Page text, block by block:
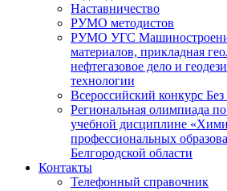
Наставничество
РУМО методистов
РУМО УГС
материалов, прикладная
нефтегазовое дело и
технологии
Всероссийский конкурс Без
Региональная олимпиада
учебной дисциплине
профессиональных
Белгородской области
Контакты
Телефонный справочник